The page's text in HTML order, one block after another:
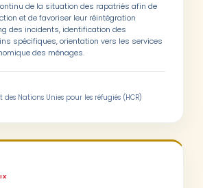
de la situation des rapatriés afin de
et de favoriser leur réintégration
des incidents, identification des
spécifiques, orientation vers les services
des ménages.
Nations Unies pour les réfugiés (HCR)